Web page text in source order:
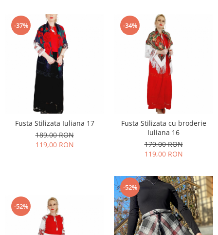
-37%
Fusta Stilizata Iuliana 17
189,00 RON
119,00 RON
-34%
Fusta Stilizata cu broderie
Iuliana 16
179,00 RON
119,00 RON
-52%
-52%